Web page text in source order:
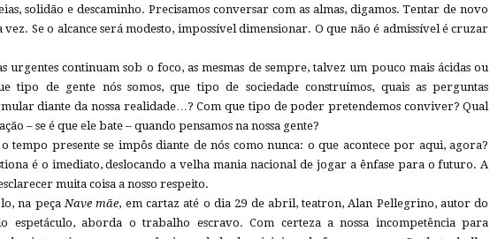
solidão e descaminho. Precisamos conversar com as almas, digamos. Tentar de novo
vez. Se o alcance será modesto, impossível dimensionar. O que não é admissível é cruzar
urgentes continuam sob o foco, as mesmas de sempre, talvez um pouco mais ácidas ou
tipo de gente nós somos, que tipo de sociedade construímos, quais as perguntas
diante da nossa realidade…? Com que tipo de poder pretendemos conviver? Qual
– se é que ele bate – quando pensamos na nossa gente?
tempo presente se impôs diante de nós como nunca: o que acontece por aqui, agora?
é o imediato, deslocando a velha mania nacional de jogar a ênfase para o futuro. A
muita coisa a nosso respeito.
na peçaNave mãe, em cartaz até o dia 29 de abril, teatron, Alan Pellegrino, autor do
espetáculo, aborda o trabalho escravo. Com certeza a nossa incompetência para